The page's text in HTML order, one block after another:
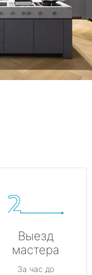
Выезд
мастера
За час до